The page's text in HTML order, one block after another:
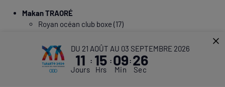
Makan TRAORÉ
Royan océan club boxe (17)
Djamili Dini ABOUDOU MOINDZE
Coudekerque ring (59)
DU 21 AOÛT AU 03 SEPTEMBRE 2026
11
Jours
: 15
Hrs
: 09
Min
: 25
Sec